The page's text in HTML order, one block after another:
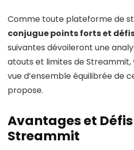
Comme toute plateforme de
conjugue points forts et
suivantes dévoileront une
atouts et limites de Streammit,
vue d’ensemble équilibrée de
propose.
Avantages et
Streammit